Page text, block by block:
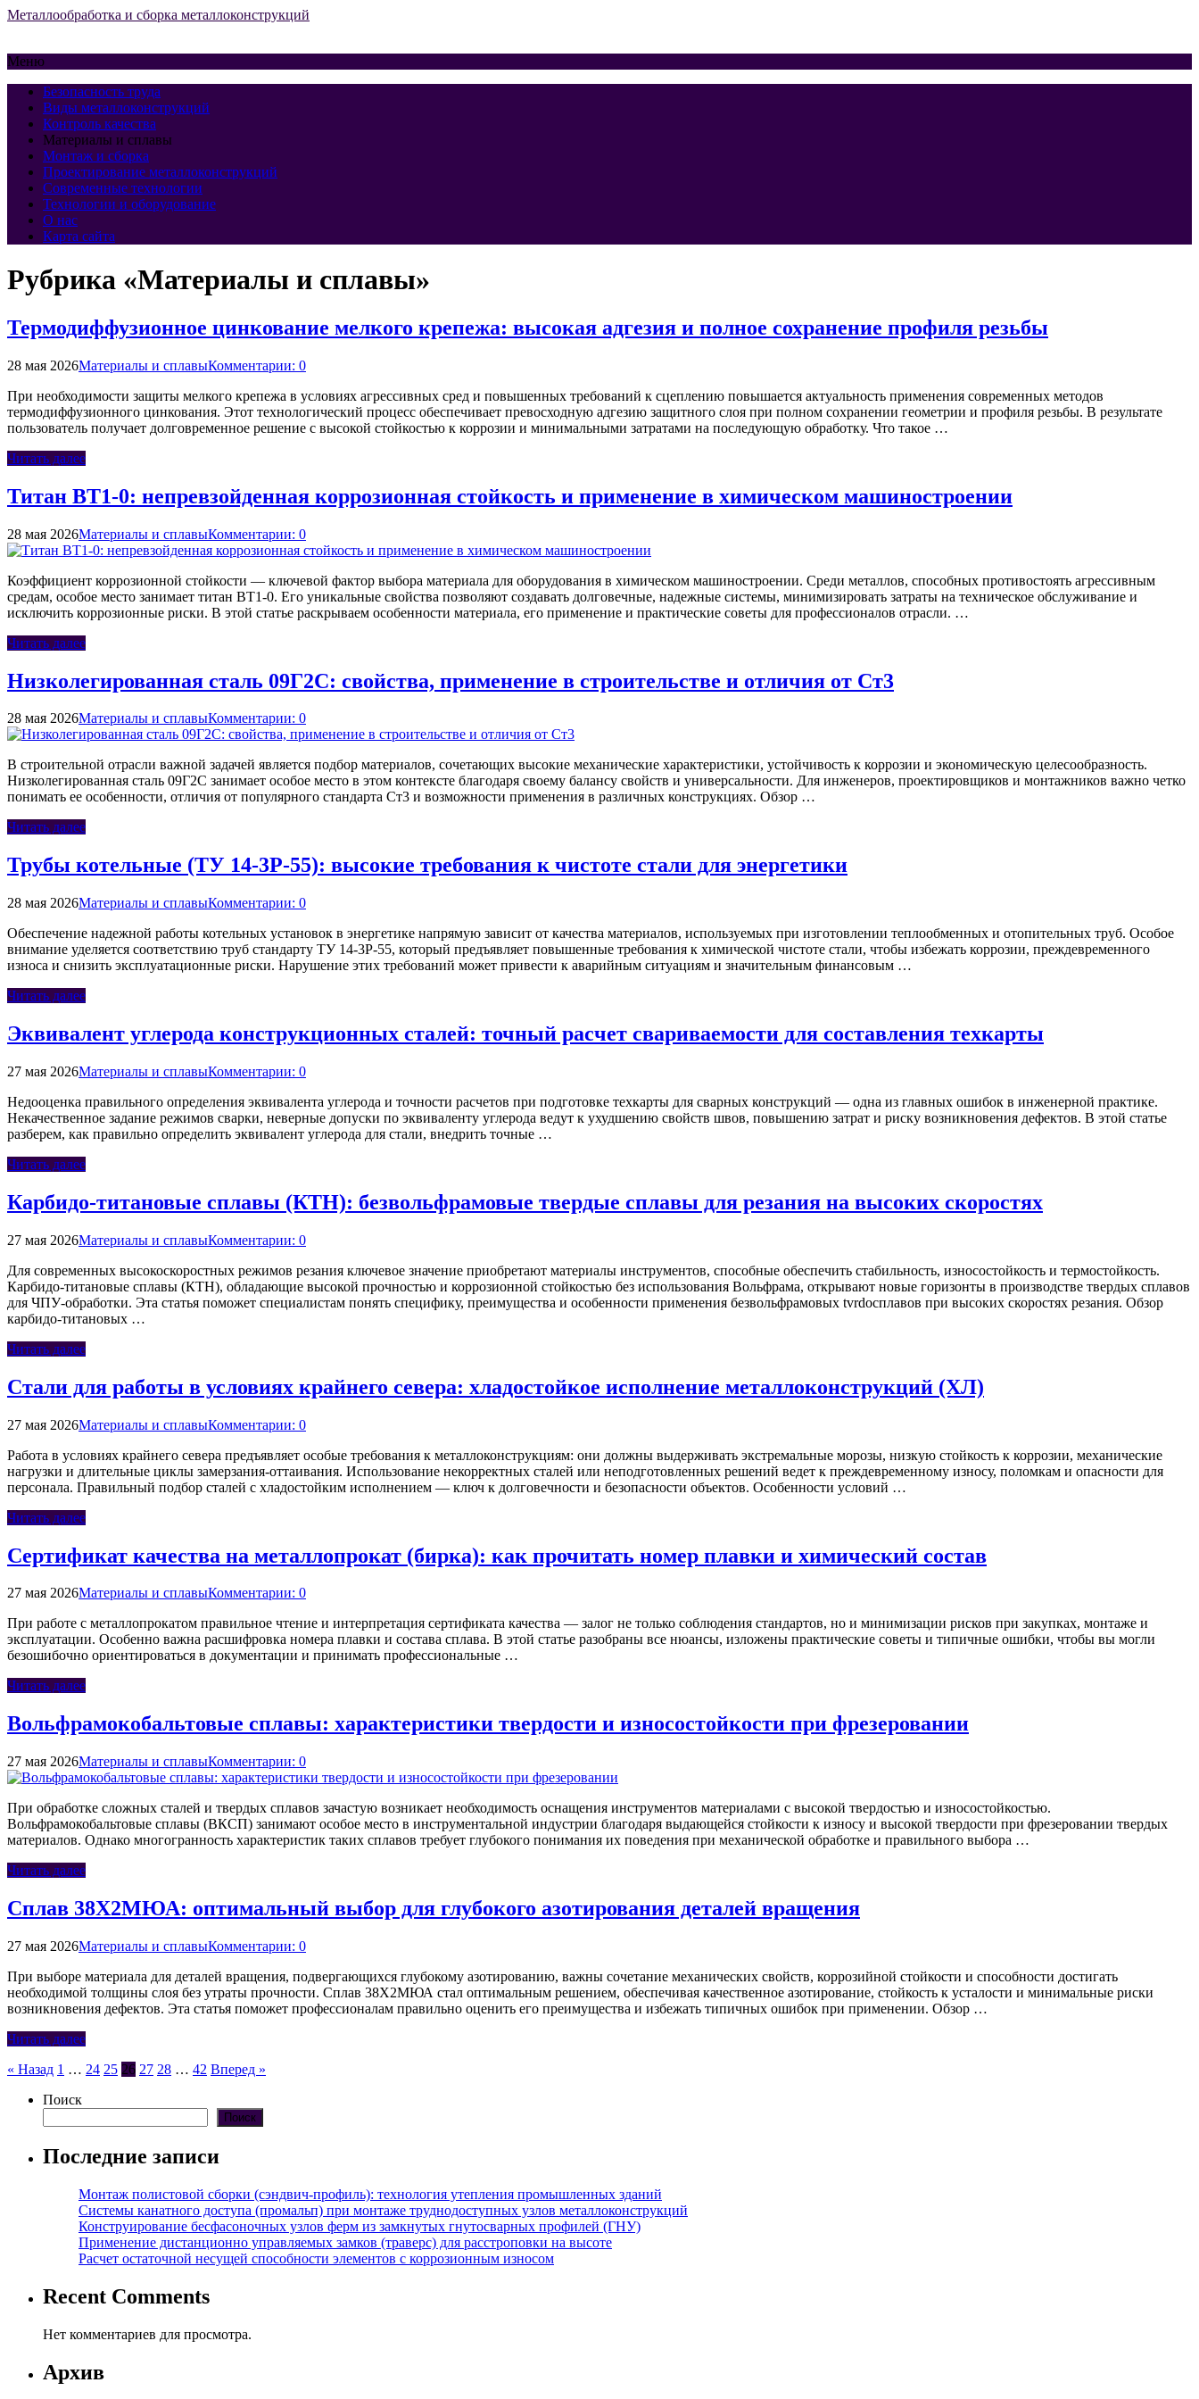
Металлообработка и сборка металлоконструкций
Меню
Безопасность труда
Виды металлоконструкций
Контроль качества
Материалы и сплавы
Монтаж и сборка
Проектирование металлоконструкций
Современные технологии
Технологии и оборудование
О нас
Карта сайта
Рубрика «Материалы и сплавы»
Термодиффузионное цинкование мелкого крепежа: высокая адгезия и полное сохранение профиля резьбы
28 мая 2026Материалы и сплавыКомментарии: 0
При необходимости защиты мелкого крепежа в условиях агрессивных сред и повышенных требований к сцеплению повышается актуальность применения современных методов
термодиффузионного цинкования. Этот технологический процесс обеспечивает превосходную адгезию защитного слоя при полном сохранении геометрии и профиля резьбы. В результате
пользователь получает долговременное решение с высокой стойкостью к коррозии и минимальными затратами на последующую обработку. Что такое …
Читать далее
Титан ВТ1-0: непревзойденная коррозионная стойкость и применение в химическом машиностроении
28 мая 2026Материалы и сплавыКомментарии: 0
Коэффициент коррозионной стойкости — ключевой фактор выбора материала для оборудования в химическом машиностроении. Среди металлов, способных противостоять агрессивным
средам, особое место занимает титан ВТ1-0. Его уникальные свойства позволяют создавать долговечные, надежные системы, минимизировать затраты на техническое обслуживание и
исключить коррозионные риски. В этой статье раскрываем особенности материала, его применение и практические советы для профессионалов отрасли. …
Читать далее
Низколегированная сталь 09Г2С: свойства, применение в строительстве и отличия от Ст3
28 мая 2026Материалы и сплавыКомментарии: 0
В строительной отрасли важной задачей является подбор материалов, сочетающих высокие механические характеристики, устойчивость к коррозии и экономическую целесообразность.
Низколегированная сталь 09Г2С занимает особое место в этом контексте благодаря своему балансу свойств и универсальности. Для инженеров, проектировщиков и монтажников важно четко
понимать ее особенности, отличия от популярного стандарта Ст3 и возможности применения в различных конструкциях. Обзор …
Читать далее
Трубы котельные (ТУ 14-3Р-55): высокие требования к чистоте стали для энергетики
28 мая 2026Материалы и сплавыКомментарии: 0
Обеспечение надежной работы котельных установок в энергетике напрямую зависит от качества материалов, используемых при изготовлении теплообменных и отопительных труб. Особое
внимание уделяется соответствию труб стандарту ТУ 14-3Р-55, который предъявляет повышенные требования к химической чистоте стали, чтобы избежать коррозии, преждевременного
износа и снизить эксплуатационные риски. Нарушение этих требований может привести к аварийным ситуациям и значительным финансовым …
Читать далее
Эквивалент углерода конструкционных сталей: точный расчет свариваемости для составления техкарты
27 мая 2026Материалы и сплавыКомментарии: 0
Недооценка правильного определения эквивалента углерода и точности расчетов при подготовке техкарты для сварных конструкций — одна из главных ошибок в инженерной практике.
Некачественное задание режимов сварки, неверные допуски по эквиваленту углерода ведут к ухудшению свойств швов, повышению затрат и риску возникновения дефектов. В этой статье
разберем, как правильно определить эквивалент углерода для стали, внедрить точные …
Читать далее
Карбидо-титановые сплавы (КТН): безвольфрамовые твердые сплавы для резания на высоких скоростях
27 мая 2026Материалы и сплавыКомментарии: 0
Для современных высокоскоростных режимов резания ключевое значение приобретают материалы инструментов, способные обеспечить стабильность, износостойкость и термостойкость.
Карбидо-титановые сплавы (КТН), обладающие высокой прочностью и коррозионной стойкостью без использования Вольфрама, открывают новые горизонты в производстве твердых сплавов
для ЧПУ-обработки. Эта статья поможет специалистам понять специфику, преимущества и особенности применения безвольфрамовых tvrdосплавов при высоких скоростях резания. Обзор
карбидо-титановых …
Читать далее
Стали для работы в условиях крайнего севера: хладостойкое исполнение металлоконструкций (ХЛ)
27 мая 2026Материалы и сплавыКомментарии: 0
Работа в условиях крайнего севера предъявляет особые требования к металлоконструкциям: они должны выдерживать экстремальные морозы, низкую стойкость к коррозии, механические
нагрузки и длительные циклы замерзания-оттаивания. Использование некорректных сталей или неподготовленных решений ведет к преждевременному износу, поломкам и опасности для
персонала. Правильный подбор сталей с хладостойким исполнением — ключ к долговечности и безопасности объектов. Особенности условий …
Читать далее
Сертификат качества на металлопрокат (бирка): как прочитать номер плавки и химический состав
27 мая 2026Материалы и сплавыКомментарии: 0
При работе с металлопрокатом правильное чтение и интерпретация сертификата качества — залог не только соблюдения стандартов, но и минимизации рисков при закупках, монтаже и
эксплуатации. Особенно важна расшифровка номера плавки и состава сплава. В этой статье разобраны все нюансы, изложены практические советы и типичные ошибки, чтобы вы могли
безошибочно ориентироваться в документации и принимать профессиональные …
Читать далее
Вольфрамокобальтовые сплавы: характеристики твердости и износостойкости при фрезеровании
27 мая 2026Материалы и сплавыКомментарии: 0
При обработке сложных сталей и твердых сплавов зачастую возникает необходимость оснащения инструментов материалами с высокой твердостью и износостойкостью.
Вольфрамокобальтовые сплавы (ВКСП) занимают особое место в инструментальной индустрии благодаря выдающейся стойкости к износу и высокой твердости при фрезеровании твердых
материалов. Однако многогранность характеристик таких сплавов требует глубокого понимания их поведения при механической обработке и правильного выбора …
Читать далее
Сплав 38Х2МЮА: оптимальный выбор для глубокого азотирования деталей вращения
27 мая 2026Материалы и сплавыКомментарии: 0
При выборе материала для деталей вращения, подвергающихся глубокому азотированию, важны сочетание механических свойств, коррозийной стойкости и способности достигать
необходимой толщины слоя без утраты прочности. Сплав 38Х2МЮА стал оптимальным решением, обеспечивая качественное азотирование, стойкость к усталости и минимальные риски
возникновения дефектов. Эта статья поможет профессионалам правильно оценить его преимущества и избежать типичных ошибок при применении. Обзор …
Читать далее
Пагинация
записей
« Назад 1 … 24 25 26 27 28 … 42 Вперед »
Поиск
Поиск
Последние записи
Монтаж полистовой сборки (сэндвич-профиль): технология утепления промышленных зданий
Системы канатного доступа (промальп) при монтаже труднодоступных узлов металлоконструкций
Конструирование бесфасоночных узлов ферм из замкнутых гнутосварных профилей (ГНУ)
Применение дистанционно управляемых замков (траверс) для расстроповки на высоте
Расчет остаточной несущей способности элементов с коррозионным износом
Recent Comments
Нет комментариев для просмотра.
Архив